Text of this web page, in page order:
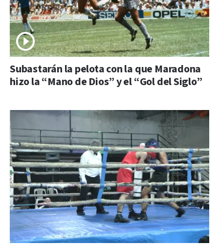
Subastarán la pelota con la que Maradona
hizo la “Mano de Dios” y el “Gol del Siglo”